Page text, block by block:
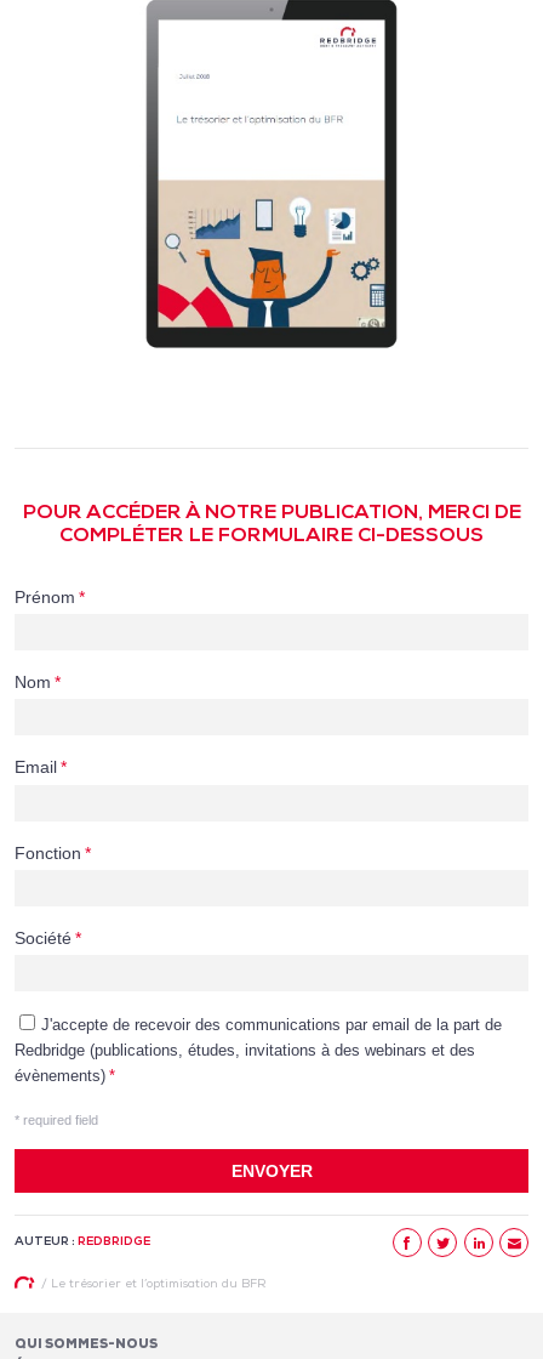
POUR ACCÉDER À NOTRE PUBLICATION, MERCI DE
COMPLÉTER LE FORMULAIRE CI-DESSOUS
AUTEUR : REDBRIDGE
/ Le trésorier et l’optimisation du BFR
QUI SOMMES-NOUS